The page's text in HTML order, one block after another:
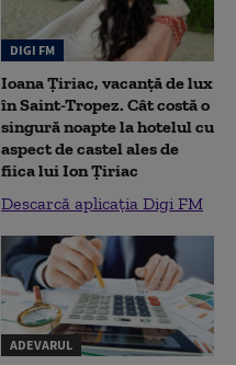
DIGI FM
Ioana Țiriac, vacanță de lux
în Saint-Tropez. Cât costă o
singură noapte la hotelul cu
aspect de castel ales de
fiica lui Ion Țiriac
Descarcă aplicația Digi FM
ADEVARUL